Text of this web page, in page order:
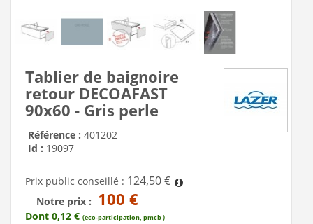
Tablier de baignoire
retour DECOAFAST
90x60 - Gris perle
Référence : 401202
Id : 19097
Prix public conseillé : 124,50 €
Notre prix : 100 €
Dont 0,12 € (eco-participation, pmcb )